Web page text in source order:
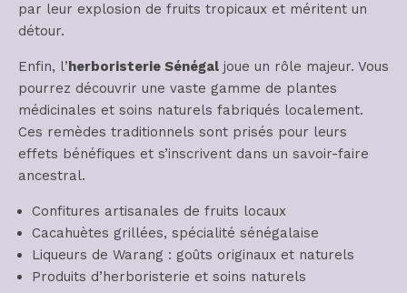
par leur explosion de fruits tropicaux et méritent un
détour.
Enfin, l’herboristerie Sénégal joue un rôle majeur. Vous
pourrez découvrir une vaste gamme de plantes
médicinales et soins naturels fabriqués localement.
Ces remèdes traditionnels sont prisés pour leurs
effets bénéfiques et s’inscrivent dans un savoir-faire
ancestral.
Confitures artisanales de fruits locaux
Cacahuètes grillées, spécialité sénégalaise
Liqueurs de Warang : goûts originaux et naturels
Produits d’herboristerie et soins naturels